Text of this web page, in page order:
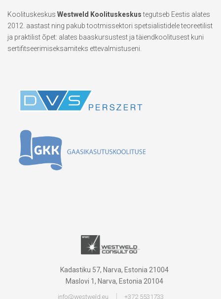
Koolituskeskus Westweld Koolituskeskustegutseb Eestis alates
2012. aastast ning pakub tootmissektori spetsialistidele teoreetilist
ja praktilist õpet: alates baaskursustest ja täiendkoolitusest kuni
sertifitseerimiseksamiteks ettevalmistuseni.
Kadastiku 57, Narva, Estonia 21004
Maslovi 1, Narva, Estonia 20104
info@westweld.eu +372 5531733